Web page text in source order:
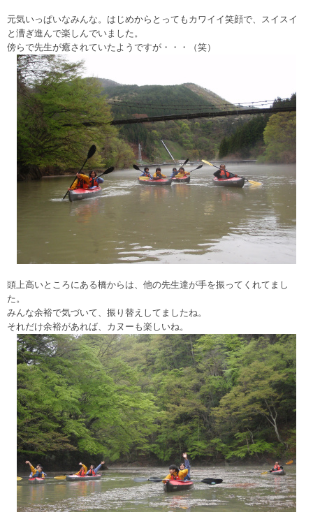
元気いっぱいなみんな。はじめからとってもカワイイ笑顔で、スイスイ
と漕ぎ進んで楽しんでいました。
傍らで先生が癒されていたようですが・・・（笑）
頭上高いところにある橋からは、他の先生達が手を振ってくれてまし
た。
みんな余裕で気づいて、振り替えしてましたね。
それだけ余裕があれば、カヌーも楽しいね。